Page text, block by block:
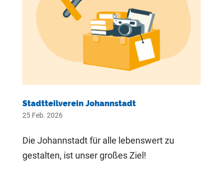
Stadtteilverein Johannstadt
25 Feb. 2026
Die Johannstadt für alle lebenswert zu
gestalten, ist unser großes Ziel!